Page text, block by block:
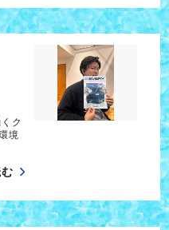
ク
境